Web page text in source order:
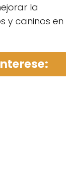
la
y caninos en